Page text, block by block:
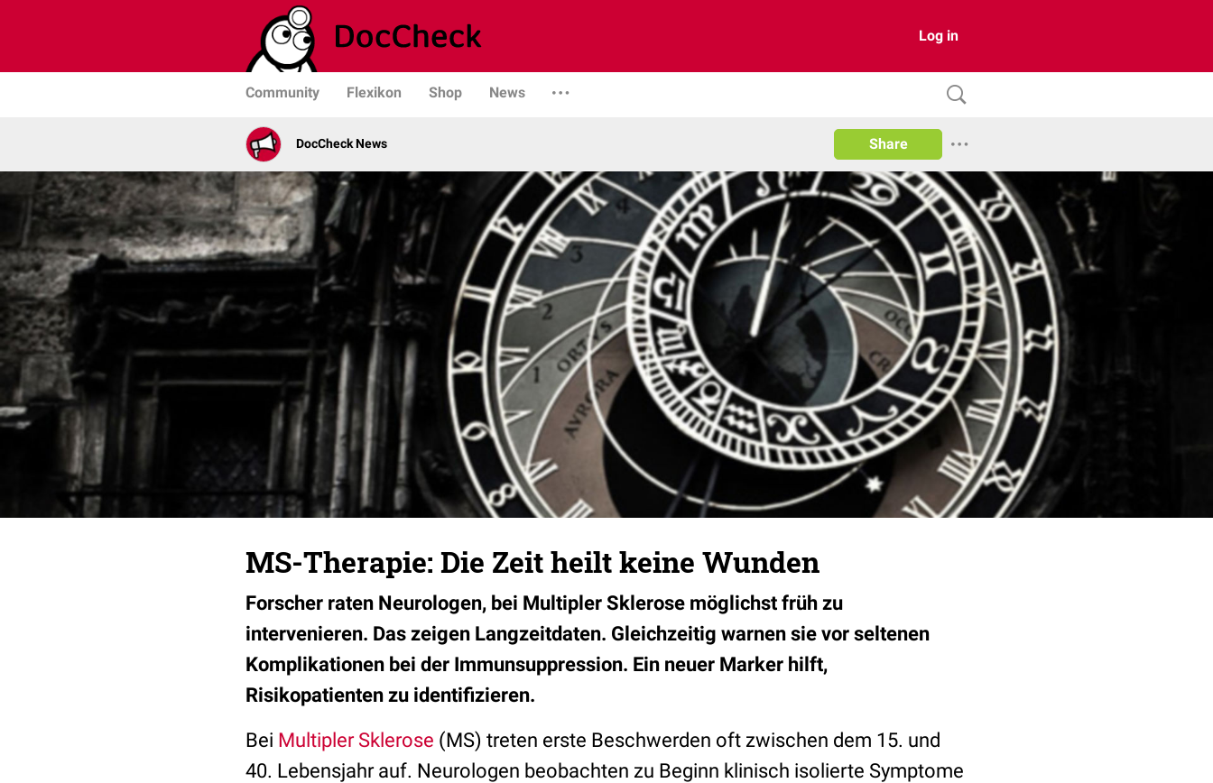
Log in
Community Flexikon Shop News
DocCheck News Share
MS-Therapie: Die Zeit heilt keine Wunden
Forscher raten Neurologen, bei Multipler Sklerose möglichst früh zu
intervenieren. Das zeigen Langzeitdaten. Gleichzeitig warnen sie vor seltenen
Komplikationen bei der Immunsuppression. Ein neuer Marker hilft,
Risikopatienten zu identifizieren.
Bei Multipler Sklerose (MS) treten erste Beschwerden oft zwischen dem 15. und
40. Lebensjahr auf. Neurologen beobachten zu Beginn klinisch isolierte Symptome